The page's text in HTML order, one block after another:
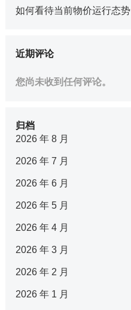
如何看待当前物价运行态势
近期评论
您尚未收到任何评论。
归档
2026 年 8 月
2026 年 7 月
2026 年 6 月
2026 年 5 月
2026 年 4 月
2026 年 3 月
2026 年 2 月
2026 年 1 月